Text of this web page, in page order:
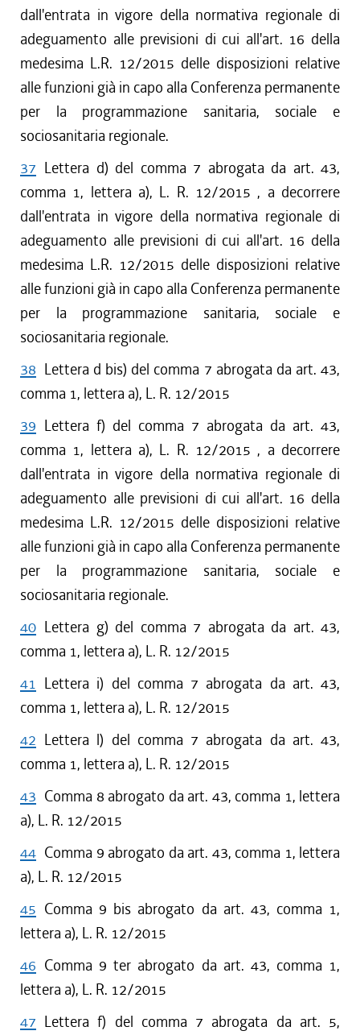
dall'entrata in vigore della normativa regionale di
adeguamento alle previsioni di cui all'art. 16 della
medesima L.R. 12/2015 delle disposizioni relative
alle funzioni già in capo alla Conferenza permanente
per la programmazione sanitaria, sociale e
sociosanitaria regionale.
37 Lettera d) del comma 7 abrogata da art. 43,
comma 1, lettera a), L. R. 12/2015 , a decorrere
dall'entrata in vigore della normativa regionale di
adeguamento alle previsioni di cui all'art. 16 della
medesima L.R. 12/2015 delle disposizioni relative
alle funzioni già in capo alla Conferenza permanente
per la programmazione sanitaria, sociale e
sociosanitaria regionale.
38 Lettera d bis) del comma 7 abrogata da art. 43,
comma 1, lettera a), L. R. 12/2015
39 Lettera f) del comma 7 abrogata da art. 43,
comma 1, lettera a), L. R. 12/2015 , a decorrere
dall'entrata in vigore della normativa regionale di
adeguamento alle previsioni di cui all'art. 16 della
medesima L.R. 12/2015 delle disposizioni relative
alle funzioni già in capo alla Conferenza permanente
per la programmazione sanitaria, sociale e
sociosanitaria regionale.
40 Lettera g) del comma 7 abrogata da art. 43,
comma 1, lettera a), L. R. 12/2015
41 Lettera i) del comma 7 abrogata da art. 43,
comma 1, lettera a), L. R. 12/2015
42 Lettera l) del comma 7 abrogata da art. 43,
comma 1, lettera a), L. R. 12/2015
43 Comma 8 abrogato da art. 43, comma 1, lettera
a), L. R. 12/2015
44 Comma 9 abrogato da art. 43, comma 1, lettera
a), L. R. 12/2015
45 Comma 9 bis abrogato da art. 43, comma 1,
lettera a), L. R. 12/2015
46 Comma 9 ter abrogato da art. 43, comma 1,
lettera a), L. R. 12/2015
47 Lettera f) del comma 7 abrogata da art. 5,